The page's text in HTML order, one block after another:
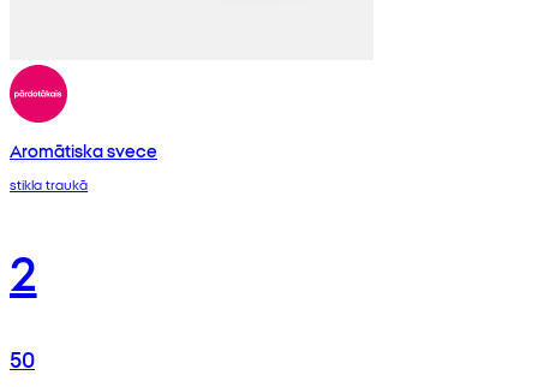
Aromātiska svece
stikla traukā
2
50